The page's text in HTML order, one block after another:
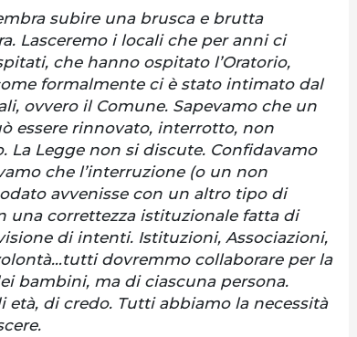
subire una brusca e brutta
Lasceremo i locali che per anni ci
che hanno ospitato l’Oratorio,
formalmente ci è stato intimato dal
ovvero il Comune. Sapevamo che un
essere rinnovato, interrotto, non
La Legge non si discute. Confidavamo
che l’interruzione (o un non
avvenisse con un altro tipo di
una correttezza istituzionale fatta di
di intenti. Istituzioni, Associazioni,
dovremmo collaborare per la
bambini, ma di ciascuna persona.
età, di credo. Tutti abbiamo la necessità